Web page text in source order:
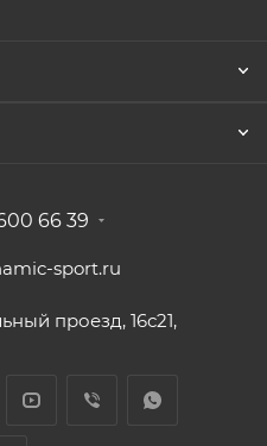
66 39
sport.ru
проезд, 16с21,